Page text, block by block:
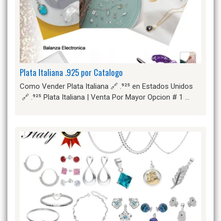
Plata Italiana .925 por Catalogo
Como Vender Plata Italiana 🔗 .⁹²⁵ en Estados Unidos
🔗 .⁹²⁵ Plata Italiana | Venta Por Mayor Opcion # 1 …